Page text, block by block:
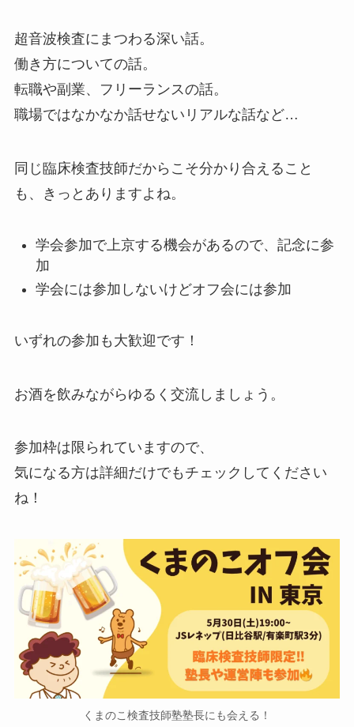
超音波検査にまつわる深い話。
働き方についての話。
転職や副業、フリーランスの話。
職場ではなかなか話せないリアルな話など…
同じ臨床検査技師だからこそ分かり合えること
も、きっとありますよね。
学会参加で上京する機会があるので、記念に参
加
学会には参加しないけどオフ会には参加
いずれの参加も大歓迎です！
お酒を飲みながらゆるく交流しましょう。
参加枠は限られていますので、
気になる方は詳細だけでもチェックしてください
ね！
くまのこ検査技師塾塾長にも会える！